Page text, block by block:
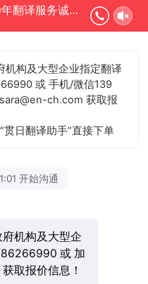
贯日翻译，逾20年翻译服务诚信单位正在为您服务
机构及大型企业指定翻译
或 手机/微信139
ch.com 获取报
日翻译助手”直接下单
开始沟通
机构及大型企
或 加
取报价信息！